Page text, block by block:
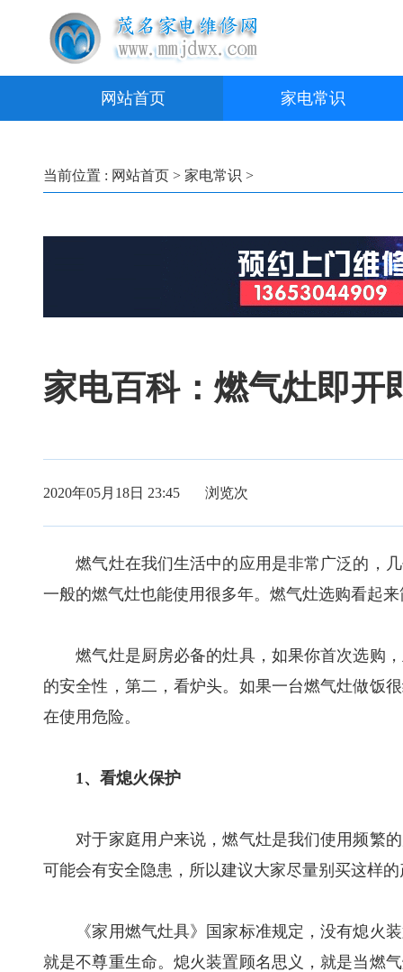
网站首页 家电常识
当前位置 : 网站首页 > 家电常识 >
家电百科：燃气灶即开
2020年05月18日 23:45 浏览次
燃气灶在我们生活中的应用是非常广泛的，几
一般的燃气灶也能使用很多年。燃气灶选购看起
燃气灶是厨房必备的灶具，如果你首次选购，
的安全性，第二，看炉头。如果一台燃气灶做饭
在使用危险。
1、看熄火保护
对于家庭用户来说，燃气灶是我们使用频繁的
可能会有安全隐患，所以建议大家尽量别买这样
《家用燃气灶具》国家标准规定，没有熄火装
就是不尊重生命。熄火装置顾名思义，就是当燃